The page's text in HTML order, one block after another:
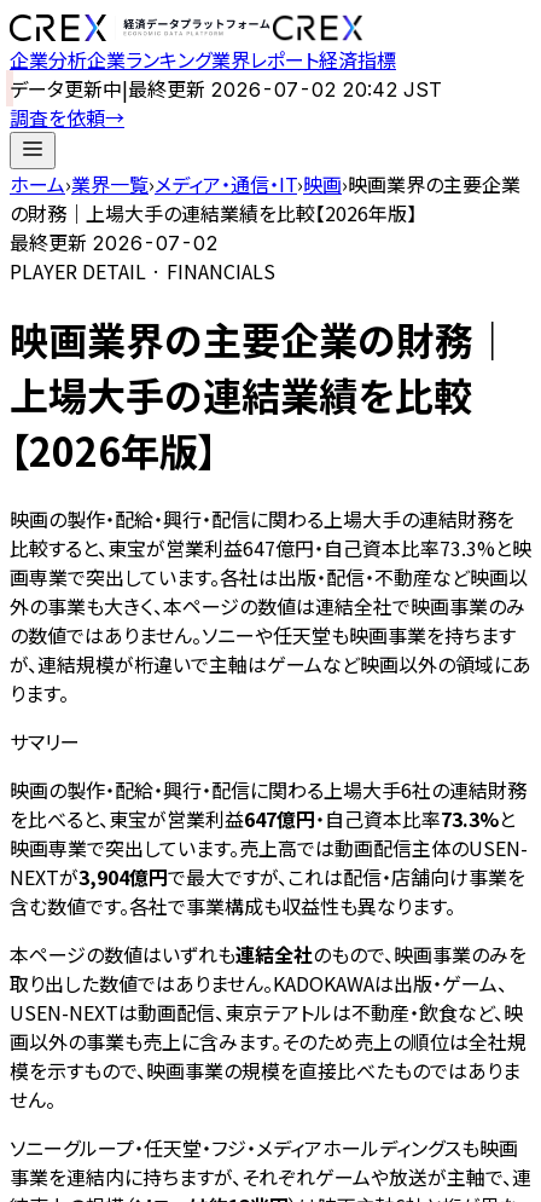
企業分析企業ランキング業界レポート経済指標
データ更新中|最終更新 2026-07-02 20:42 JST
調査を依頼→
ホーム›業界一覧›メディア・通信・IT›映画›映画業界の主要企業
の財務｜上場大手の連結業績を比較【2026年版】
最終更新 2026-07-02
PLAYER DETAIL · FINANCIALS
映画業界の主要企業の財務｜
上場大手の連結業績を比較
【2026年版】
映画の製作・配給・興行・配信に関わる上場大手の連結財務を
比較すると、東宝が営業利益647億円・自己資本比率73.3%と映
画専業で突出しています。各社は出版・配信・不動産など映画以
外の事業も大きく、本ページの数値は連結全社で映画事業のみ
の数値ではありません。ソニーや任天堂も映画事業を持ちます
が、連結規模が桁違いで主軸はゲームなど映画以外の領域にあ
ります。
サマリー
映画の製作・配給・興行・配信に関わる上場大手6社の連結財務
を比べると、東宝が営業利益647億円・自己資本比率73.3%と
映画専業で突出しています。売上高では動画配信主体のUSEN-
NEXTが3,904億円で最大ですが、これは配信・店舗向け事業を
含む数値です。各社で事業構成も収益性も異なります。
本ページの数値はいずれも連結全社のもので、映画事業のみを
取り出した数値ではありません。KADOKAWAは出版・ゲーム、
USEN-NEXTは動画配信、東京テアトルは不動産・飲食など、映
画以外の事業も売上に含みます。そのため売上の順位は全社規
模を示すもので、映画事業の規模を直接比べたものではありま
せん。
ソニーグループ・任天堂・フジ・メディアホールディングスも映画
事業を連結内に持ちますが、それぞれゲームや放送が主軸で、連